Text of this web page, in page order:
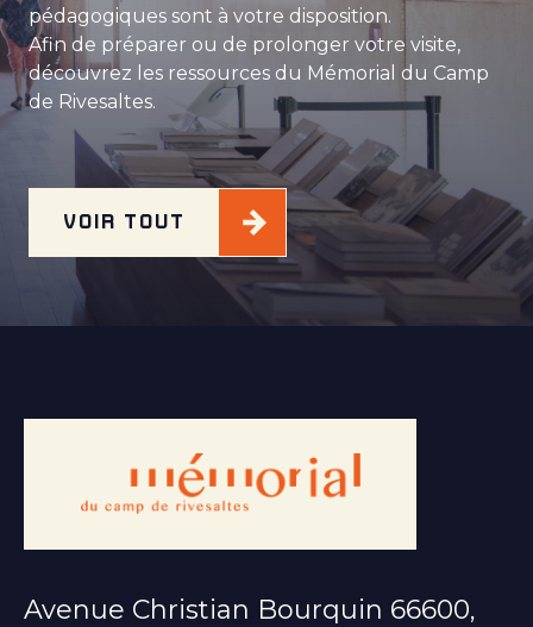
pédagogiques sont à votre disposition.
Afin de préparer ou de prolonger votre visite,
découvrez les ressources du Mémorial du Camp
de Rivesaltes.
VOIR TOUT
Avenue Christian Bourquin 66600,